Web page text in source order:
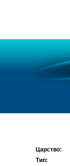
Царство:
Тип: